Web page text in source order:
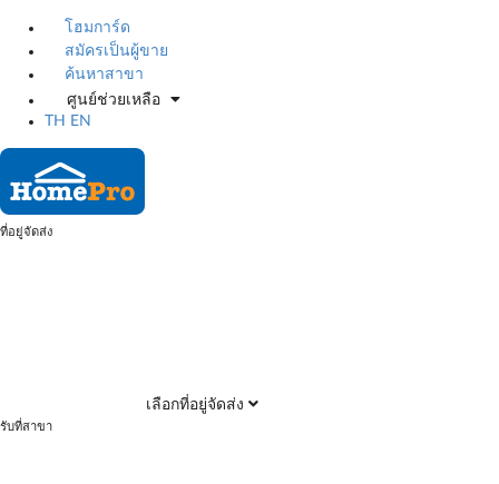
โฮมการ์ด
สมัครเป็นผู้ขาย
ค้นหาสาขา
ศูนย์ช่วยเหลือ
TH
EN
ที่อยู่จัดส่ง
เลือกที่อยู่จัดส่ง
รับที่สาขา